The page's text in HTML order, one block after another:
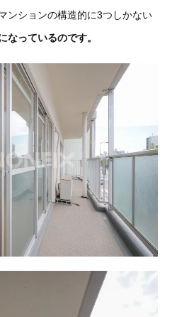
ンションの構造的に3つしかない
なっているのです。